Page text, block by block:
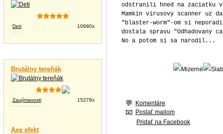
Deti 10680x
Brutálny tereňák
Zaujímavosti 15278x
Axe efekt
odstranili hned na zaciatku v
Mamkin virusovy scanner uz
"blaster-worm"-om si
dostala spravu "Odhadovany
No a potom si sa narodil...
Komentáre
Poslať mailom
Pridať na Facebook